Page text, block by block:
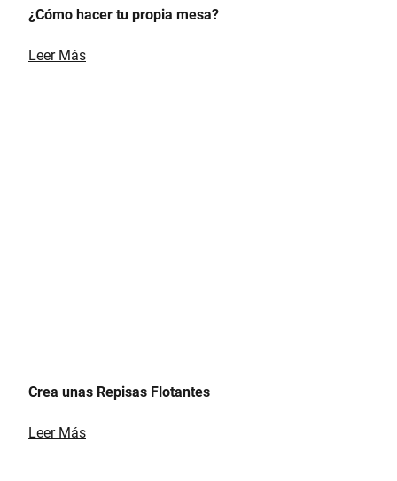
¿Cómo hacer tu propia mesa?
Leer Más
Crea unas Repisas Flotantes
Leer Más